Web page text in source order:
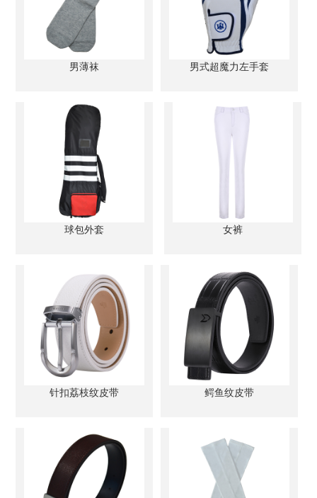
男薄袜 男式超魔力左手套
球包外套 女裤
针扣荔枝纹皮带 鳄鱼纹皮带